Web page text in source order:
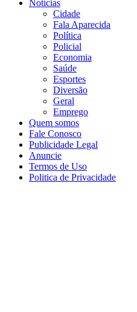
Notícias
Cidade
Fala Aparecida
Política
Policial
Economia
Saúde
Esportes
Diversão
Geral
Emprego
Quem somos
Fale Conosco
Publicidade Legal
Anuncie
Termos de Uso
Politica de Privacidade